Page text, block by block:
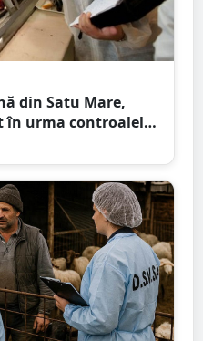
din Satu Mare,
în urma controalelor